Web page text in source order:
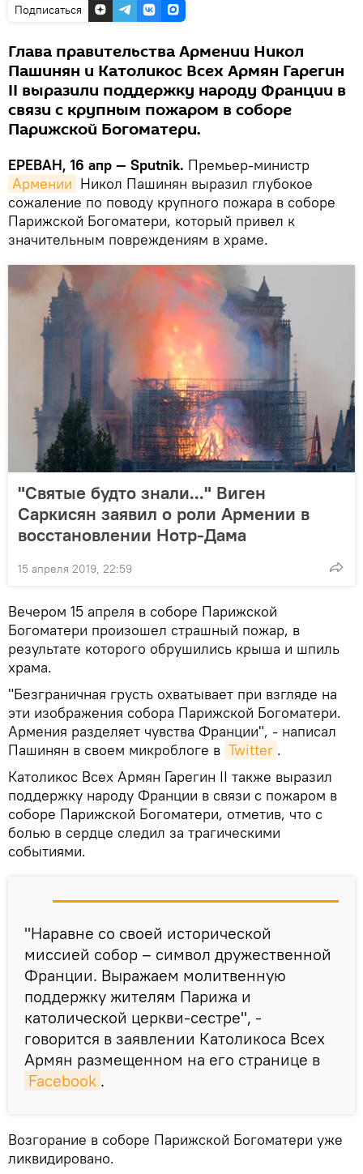
Подписаться
Глава правительства Армении Никол
Пашинян и Католикос Всех Армян Гарегин
II выразили поддержку народу Франции в
связи с крупным пожаром в соборе
Парижской Богоматери.
ЕРЕВАН, 16 апр — Sputnik. Премьер-министр
Армении Никол Пашинян выразил глубокое
сожаление по поводу крупного пожара в соборе
Парижской Богоматери, который привел к
значительным повреждениям в храме.
"Святые будто знали..." Виген
Саркисян заявил о роли Армении в
восстановлении Нотр-Дама
15 апреля 2019, 22:59
Вечером 15 апреля в соборе Парижской
Богоматери произошел страшный пожар, в
результате которого обрушились крыша и шпиль
храма.
"Безграничная грусть охватывает при взгляде на
эти изображения собора Парижской Богоматери.
Армения разделяет чувства Франции", - написал
Пашинян в своем микроблоге в Twitter .
Католикос Всех Армян Гарегин II также выразил
поддержку народу Франции в связи с пожаром в
соборе Парижской Богоматери, отметив, что с
болью в сердце следил за трагическими
событиями.
"Наравне со своей исторической
миссией собор – символ дружественной
Франции. Выражаем молитвенную
поддержку жителям Парижа и
католической церкви-сестре", -
говорится в заявлении Католикоса Всех
Армян размещенном на его странице в
Facebook .
Возгорание в соборе Парижской Богоматери уже
ликвидировано.